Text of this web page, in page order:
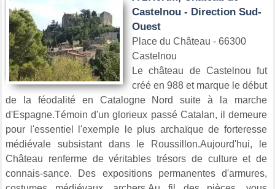
Castelnou - Direction Sud-
Ouest
Place du Château - 66300
Castelnou
Le château de Castelnou fut
créé en 988 et marque le début
de la féodalité en Catalogne Nord suite à la marche
d'Espagne.Témoin d'un glorieux passé Catalan, il demeure
pour l'essentiel l'exemple le plus archaïque de forteresse
médiévale subsistant dans le Roussillon.Aujourd'hui, le
Château renferme de véritables trésors de culture et de
connais-sance. Des expositions permanentes d'armures,